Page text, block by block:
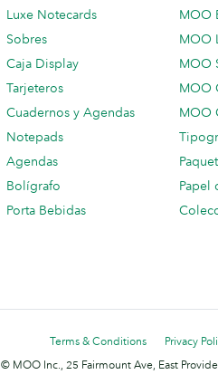
Luxe Notecards
Sobres
Caja Display
Tarjeteros
Cuadernos y Agendas
Notepads
Agendas
Bolígrafo
Porta Bebidas
MOO
MOO
MOO
MOO
MOO
Papel
Terms & Conditions
Privacy
© MOO Inc., 25 Fairmount Ave, East